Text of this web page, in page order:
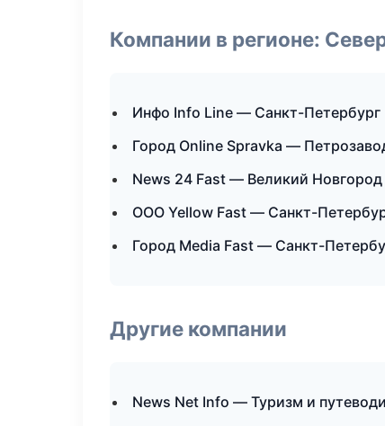
Компании в регионе:
Инфо Info Line — Санкт-Петербург
Город Online Spravka —
News 24 Fast — Великий Новгород
ООО Yellow Fast — Санкт-
Город Media Fast — Санкт-
Другие компании
News Net Info — Туризм и